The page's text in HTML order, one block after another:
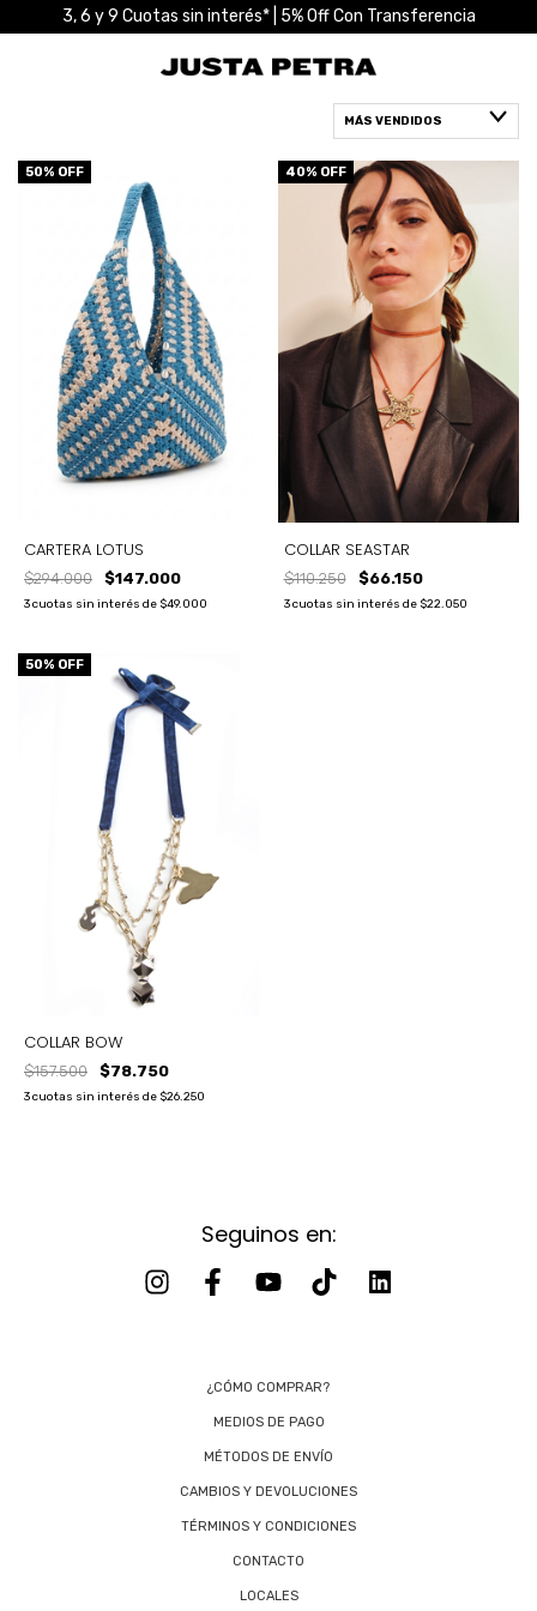
3, 6 y 9 Cuotas sin interés* | 5% Off Con Transferencia
50% OFF
CARTERA LOTUS
$294.000 $147.000
3cuotas sin interés de $49.000
40% OFF
COLLAR SEASTAR
$110.250 $66.150
3 cuotas sin interés de $22.050
50% OFF
COLLAR BOW
$157.500 $78.750
3cuotas sin interés de $26.250
Seguinos en:
¿CÓMO COMPRAR?
MEDIOS DE PAGO
MÉTODOS DE ENVÍO
CAMBIOS Y DEVOLUCIONES
TÉRMINOS Y CONDICIONES
CONTACTO
LOCALES